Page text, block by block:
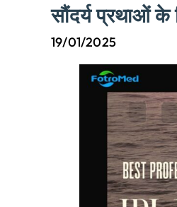
सौंदर्य प्रथाओं के
19/01/2025